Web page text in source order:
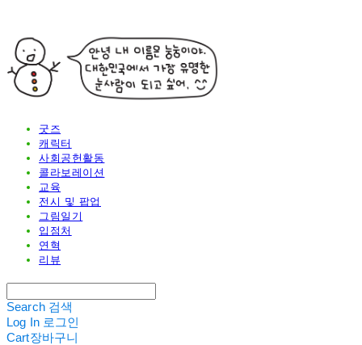
굿즈
캐릭터
사회공헌활동
콜라보레이션
교육
전시 및 팝업
그림일기
입점처
연혁
리뷰
Search 검색
Log In 로그인
Cart장바구니